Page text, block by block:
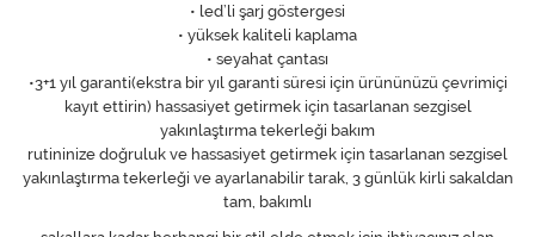
• led’li şarj göstergesi
• yüksek kaliteli kaplama
• seyahat çantası
•3+1 yıl garanti(ekstra bir yıl garanti süresi için ürününüzü çevrimiçi
kayıt ettirin) hassasiyet getirmek için tasarlanan sezgisel
yakınlaştırma tekerleği bakım
rutininize doğruluk ve hassasiyet getirmek için tasarlanan sezgisel
yakınlaştırma tekerleği ve ayarlanabilir tarak, 3 günlük kirli sakaldan
tam, bakımlı